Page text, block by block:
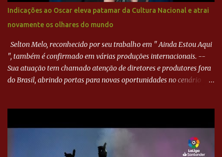
minutos depois, Wellington encheu o pé e quase surpreendeu o
goleiro rival, que novamente defendeu. No fim, Jefferson teve
outra boa chance, mas parou no goleiro. Gol para matar espera...
Indicações ao Oscar eleva patamar da Cultura Nacional e atrai
novamente os olhares do mundo
Selton Melo, reconhecido por seu trabalho em " Ainda Estou Aqui
", também é confirmado em várias produções internacionais. --
Sua atuação tem chamado atenção de diretores e produtores fora
do Brasil, abrindo portas para novas oportunidades no cenário